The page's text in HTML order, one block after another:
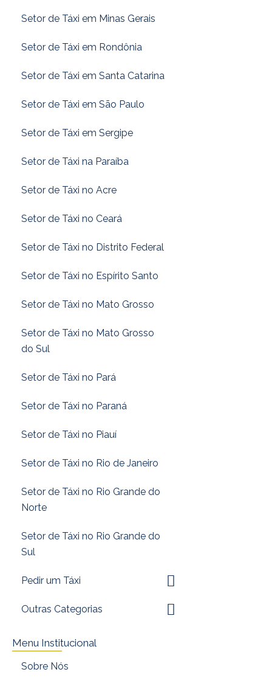
Setor de Táxi em Minas Gerais
Setor de Táxi em Rondônia
Setor de Táxi em Santa Catarina
Setor de Táxi em São Paulo
Setor de Táxi em Sergipe
Setor de Táxi na Paraíba
Setor de Táxi no Acre
Setor de Táxi no Ceará
Setor de Táxi no Distrito Federal
Setor de Táxi no Espírito Santo
Setor de Táxi no Mato Grosso
Setor de Táxi no Mato Grosso
do Sul
Setor de Táxi no Pará
Setor de Táxi no Paraná
Setor de Táxi no Piauí
Setor de Táxi no Rio de Janeiro
Setor de Táxi no Rio Grande do
Norte
Setor de Táxi no Rio Grande do
Sul
Pedir um Táxi
Outras Categorias
Menu Institucional
Sobre Nós